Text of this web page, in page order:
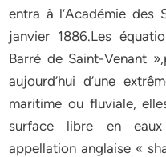
entra à l’Académie des
janvier 1886.Les
Barré de Saint-Venant
aujourd’hui d’une
maritime ou fluviale,
surface libre en
appellation anglaise «